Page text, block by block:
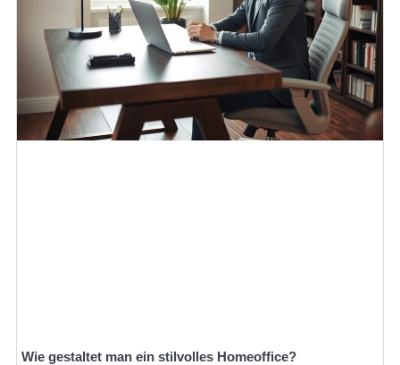
Wie gestaltet man ein stilvolles Homeoffice?